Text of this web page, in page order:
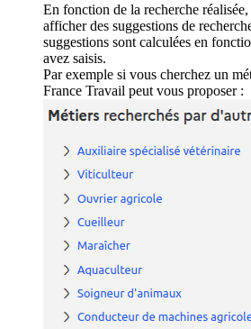
En fonction de la recherche
afficher des suggestions de
suggestions sont calculées en
avez saisis.
Par exemple si vous cherchez un
France Travail peut vous proposer :